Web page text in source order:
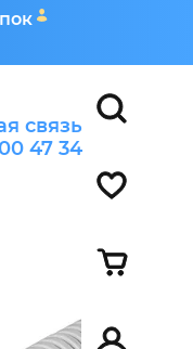
связь
47 34